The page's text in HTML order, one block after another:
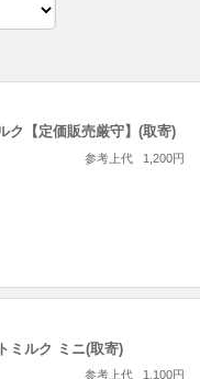
ク【定価販売厳守】(取寄)
参考上代 1,200円
ミルク ミニ(取寄)
参考上代 1,100円